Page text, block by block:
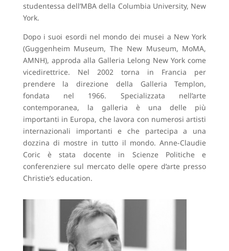
studentessa dell’MBA della Columbia University, New
York.
Dopo i suoi esordi nel mondo dei musei a New York
(Guggenheim Museum, The New Museum, MoMA,
AMNH), approda alla Galleria Lelong New York come
vicedirettrice. Nel 2002 torna in Francia per
prendere la direzione della Galleria Templon,
fondata nel 1966. Specializzata nell’arte
contemporanea, la galleria è una delle più
importanti in Europa, che lavora con numerosi artisti
internazionali importanti e che partecipa a una
dozzina di mostre in tutto il mondo. Anne-Claudie
Coric è stata docente in Scienze Politiche e
conferenziere sul mercato delle opere d’arte presso
Christie’s education.